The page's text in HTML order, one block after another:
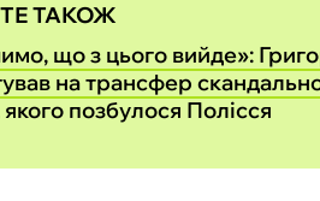
ТАКОЖ
що з цього вийде»:
на трансфер
якого позбулося Полісся